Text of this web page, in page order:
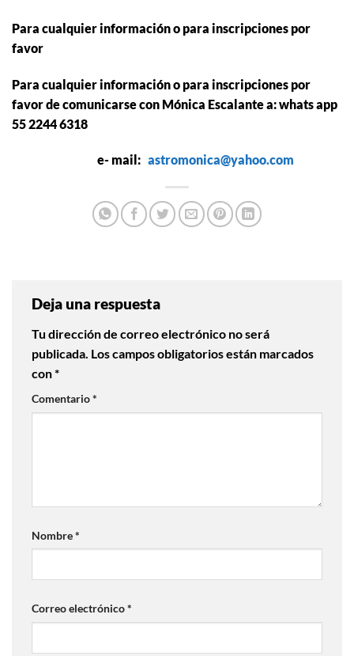
Para cualquier información o para inscripciones por
favor
Para cualquier información o para inscripciones por
favor de comunicarse con Mónica Escalante a: whats app
55 2244 6318
e- mail: astromonica@yahoo.com
Deja una respuesta
Tu dirección de correo electrónico no será
publicada. Los campos obligatorios están marcados
con*
Comentario*
Nombre*
Correo electrónico*